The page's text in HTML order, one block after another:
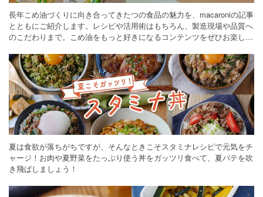
長年こめ油づくりに向き合ってきたつの食品の魅力を、macaroniの記事
とともにご紹介します。レシピや活用術はもちろん、製造現場や品質へ
のこだわりまで。こめ油をもっと好きになるコンテンツをぜひお楽しみ
夏は食欲が落ちがちですが、そんなときこそスタミナレシピで元気をチ
ャージ！お肉や夏野菜をたっぷり使う丼をガッツリ食べて、夏バテを吹
き飛ばしましょう！